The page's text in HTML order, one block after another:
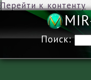
Перейти к контенту
Поиск: